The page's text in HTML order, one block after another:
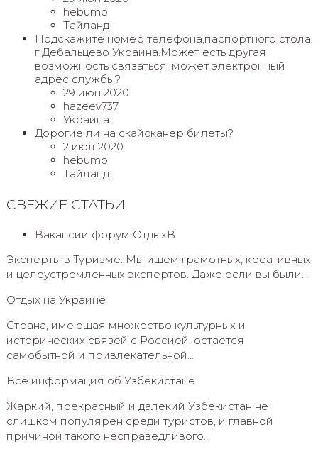
hebumo
Тайланд
Подскажите номер телефона,паспортного стола
г Дебальцево Украина.Может есть другая
возможность связаться: может электронный
адрес службы?
29 июн 2020
hazeev737
Украина
Дорогие ли на скайсканер билеты?
2 июл 2020
hebumo
Тайланд
СВЕЖИЕ СТАТЬИ
Вакансии форум ОтдыхВ
Эксперты в Туризме. Мы ищем грамотных, креативных
и целеустремленных экспертов. Даже если вы были…
Отдых на Украине
Страна, имеющая множество культурных и
исторических связей с Россией, остается
самобытной и привлекательной…
Все информация об Узбекистане
Жаркий, прекрасный и далекий Узбекистан не
слишком популярен среди туристов, и главной
причиной такого несправедливого…